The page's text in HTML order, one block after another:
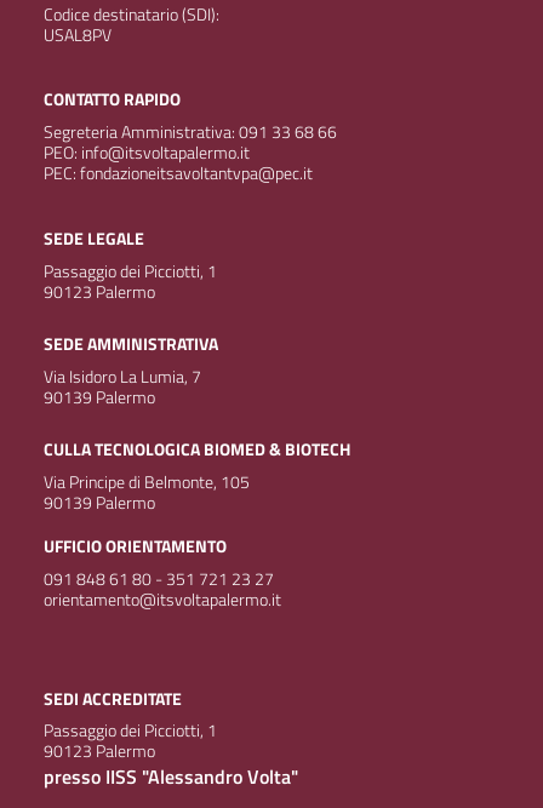
Codice destinatario (SDI):
USAL8PV
CONTATTO RAPIDO
Segreteria Amministrativa: 091 33 68 66
PEO: info@itsvoltapalermo.it
PEC: fondazioneitsavoltantvpa@pec.it
SEDE LEGALE
Passaggio dei Picciotti, 1
90123 Palermo
SEDE AMMINISTRATIVA
Via Isidoro La Lumia, 7
90139 Palermo
CULLA TECNOLOGICA BIOMED & BIOTECH
Via Principe di Belmonte, 105
90139 Palermo
UFFICIO ORIENTAMENTO
091 848 61 80 - 351 721 23 27
orientamento@itsvoltapalermo.it
SEDI ACCREDITATE
Passaggio dei Picciotti, 1
90123 Palermo
presso IISS "Alessandro Volta"